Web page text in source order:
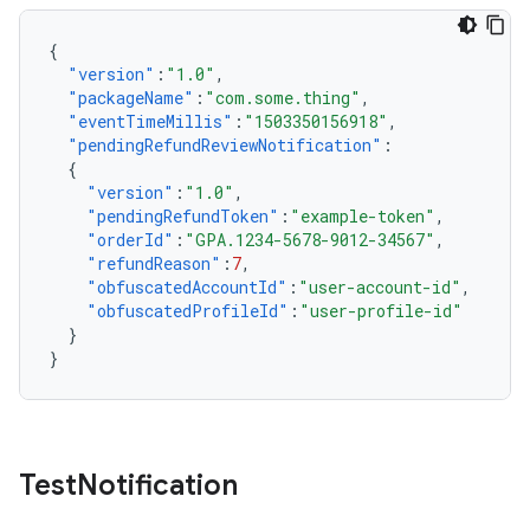
{
"version" : "1.0" ,
"packageName" : "com.some.thing" ,
"eventTimeMillis" : "1503350156918" ,
"pendingRefundReviewNotification" :
{
"version" : "1.0" ,
"pendingRefundToken" : "example-token" ,
"orderId" : "GPA.1234-5678-9012-34567" ,
"refundReason" : 7,
"obfuscatedAccountId" : "user-account-id" ,
"obfuscatedProfileId" : "user-profile-id"
}
}
TestNotification